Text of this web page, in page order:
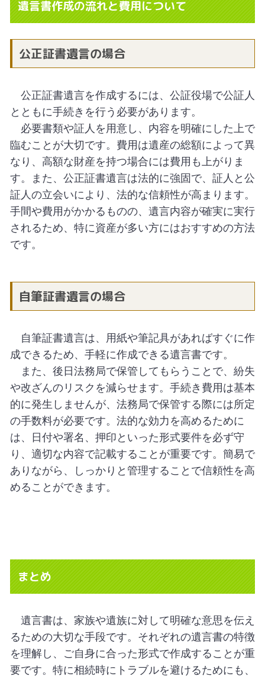
遺言書作成の流れと費用について
公正証書遺言の場合
公正証書遺言を作成するには、公証役場で公証人
とともに手続きを行う必要があります。
必要書類や証人を用意し、内容を明確にした上で
臨むことが大切です。費用は遺産の総額によって異
なり、高額な財産を持つ場合には費用も上がりま
す。また、公正証書遺言は法的に強固で、証人と公
証人の立会いにより、法的な信頼性が高まります。
手間や費用がかかるものの、遺言内容が確実に実行
されるため、特に資産が多い方にはおすすめの方法
です。
自筆証書遺言の場合
自筆証書遺言は、用紙や筆記具があればすぐに作
成できるため、手軽に作成できる遺言書です。
また、後日法務局で保管してもらうことで、紛失
や改ざんのリスクを減らせます。手続き費用は基本
的に発生しませんが、法務局で保管する際には所定
の手数料が必要です。法的な効力を高めるために
は、日付や署名、押印といった形式要件を必ず守
り、適切な内容で記載することが重要です。簡易で
ありながら、しっかりと管理することで信頼性を高
めることができます。
まとめ
遺言書は、家族や遺族に対して明確な意思を伝え
るための大切な手段です。それぞれの遺言書の特徴
を理解し、ご自身に合った形式で作成することが重
要です。特に相続時にトラブルを避けるためにも、